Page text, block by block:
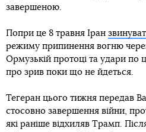
завершеною.
Попри це 8 травня Іран
режиму припинення вогню
Ормузькій протоці та удари по
про зрив поки що не йдеться.
Тегеран цього тижня передав
стосовно завершення війни,
які раніше відхиляв Трамп.